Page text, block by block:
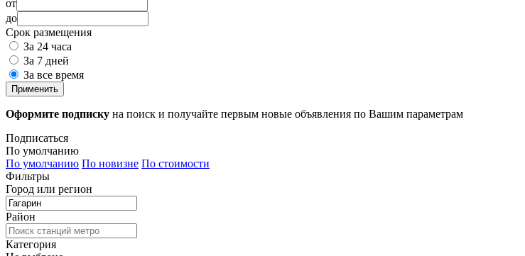
от
до
Срок размещения
За 24 часа
За 7 дней
За все время
Применить
Оформите подписку на поиск и получайте первым новые объявления по Вашим параметрам
Подписаться
По умолчанию
По умолчанию По новизне По стоимости
Фильтры
Город или регион
Район
Категория